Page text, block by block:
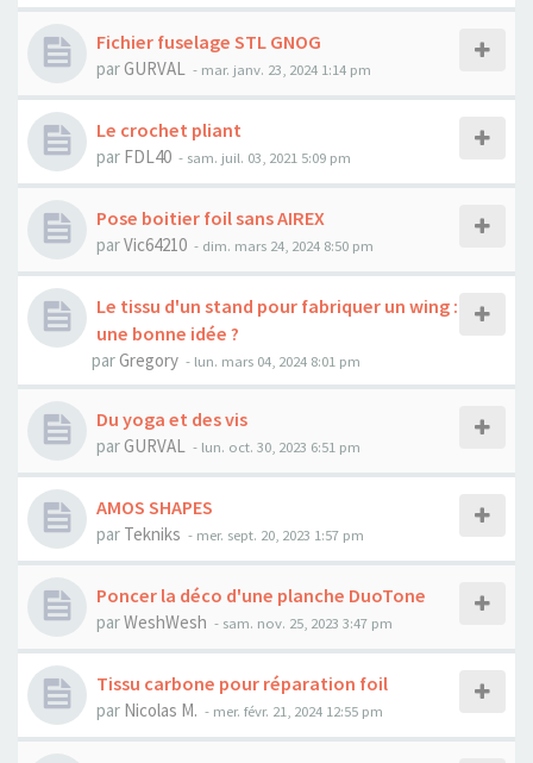
Fichier fuselage STL GNOG
par GURVAL - mar. janv. 23, 2024 1:14 pm
Le crochet pliant
par FDL40 - sam. juil. 03, 2021 5:09 pm
Pose boitier foil sans AIREX
parVic64210 - dim. mars 24, 2024 8:50 pm
Le tissu d'un stand pour fabriquer un wing :
une bonne idée ?
parGregory - lun. mars 04, 2024 8:01 pm
Du yoga et des vis
par GURVAL - lun. oct. 30, 2023 6:51 pm
AMOS SHAPES
par Tekniks - mer. sept. 20, 2023 1:57 pm
Poncer la déco d'une planche DuoTone
parWeshWesh - sam. nov. 25, 2023 3:47 pm
Tissu carbone pour réparation foil
par Nicolas M. - mer. févr. 21, 2024 12:55 pm